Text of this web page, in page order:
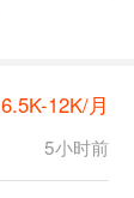
6.5K-12K/月
5小时前